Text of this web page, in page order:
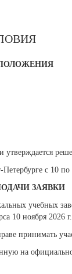
с 10 по
ЗАЯВКИ
учебных
10 ноября 2026 г.
принимать
на